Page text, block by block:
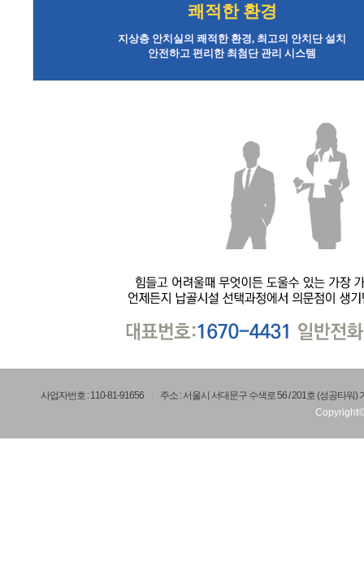
쾌적한 환경
지상층 안치실의 쾌적한 환경, 최고의 안치단 설치
안전하고 편리한 최첨단 관리 시스템
사업자번호 : 110-81-91656
주소 : 서울시 서대문구 수색로 56 / 201호 (성공타워)